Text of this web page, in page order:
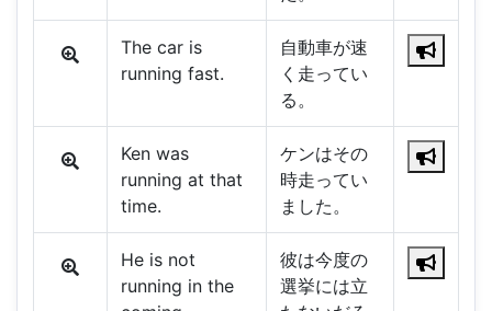
The car is
running fast.
自動車が速
く走ってい
る。
Ken was
running at that
time.
ケンはその
時走ってい
ました。
He is not
running in the
彼は今度の
選挙には立